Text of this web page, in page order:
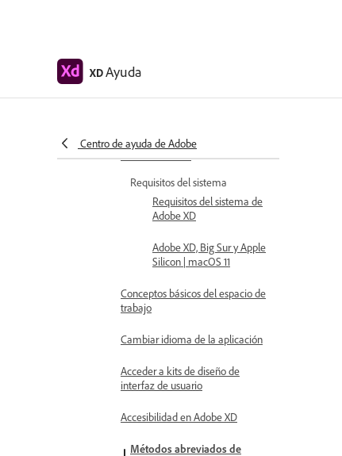
XDAyuda
Centro de ayuda de Adobe
Preguntas habituales
Gestión de color
Requisitos del sistema
Requisitos del sistema de
Adobe XD
Adobe XD, Big Sur y Apple
Silicon | macOS 11
Conceptos básicos del espacio de
trabajo
Cambiar idioma de la aplicación
Acceder a kits de diseño de
interfaz de usuario
Accesibilidad en Adobe XD
Métodos abreviados de